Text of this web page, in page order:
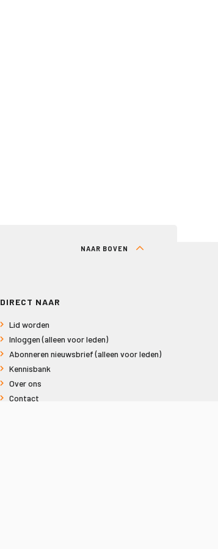
NAAR BOVEN
DIRECT NAAR
Lid worden
Inloggen (alleen voor leden)
Abonneren nieuwsbrief (alleen voor leden)
Kennisbank
Over ons
Contact